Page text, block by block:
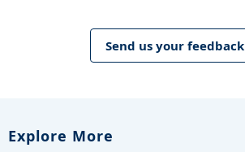
Send us your feedback
Explore More